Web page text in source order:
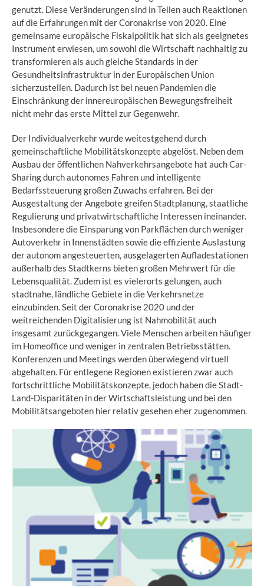
genutzt. Diese Veränderungen sind in Teilen auch Reaktionen
auf die Erfahrungen mit der Coronakrise von 2020. Eine
gemeinsame europäische Fiskalpolitik hat sich als geeignetes
Instrument erwiesen, um sowohl die Wirtschaft nachhaltig zu
transformieren als auch gleiche Standards in der
Gesundheitsinfrastruktur in der Europäischen Union
sicherzustellen. Dadurch ist bei neuen Pandemien die
Einschränkung der innereuropäischen Bewegungsfreiheit
nicht mehr das erste Mittel zur Gegenwehr.
Der Individualverkehr wurde weitestgehend durch
gemeinschaftliche Mobilitätskonzepte abgelöst. Neben dem
Ausbau der öffentlichen Nahverkehrsangebote hat auch Car-
Sharing durch autonomes Fahren und intelligente
Bedarfssteuerung großen Zuwachs erfahren. Bei der
Ausgestaltung der Angebote greifen Stadtplanung, staatliche
Regulierung und privatwirtschaftliche Interessen ineinander.
Insbesondere die Einsparung von Parkflächen durch weniger
Autoverkehr in Innenstädten sowie die effiziente Auslastung
der autonom angesteuerten, ausgelagerten Aufladestationen
außerhalb des Stadtkerns bieten großen Mehrwert für die
Lebensqualität. Zudem ist es vielerorts gelungen, auch
stadtnahe, ländliche Gebiete in die Verkehrsnetze
einzubinden. Seit der Coronakrise 2020 und der
weitreichenden Digitalisierung ist Nahmobilität auch
insgesamt zurückgegangen. Viele Menschen arbeiten häufiger
im Homeoffice und weniger in zentralen Betriebsstätten.
Konferenzen und Meetings werden überwiegend virtuell
abgehalten. Für entlegene Regionen existieren zwar auch
fortschrittliche Mobilitätskonzepte, jedoch haben die Stadt-
Land-Disparitäten in der Wirtschaftsleistung und bei den
Mobilitätsangeboten hier relativ gesehen eher zugenommen.